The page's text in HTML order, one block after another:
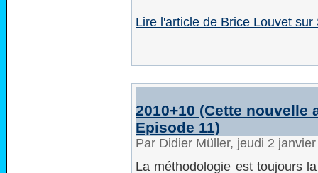
Lire l'article de Brice Louvet sur
2010+10 (Cette nouvelle
Episode 11)
Par Didier Müller, jeudi 2
La méthodologie est toujours